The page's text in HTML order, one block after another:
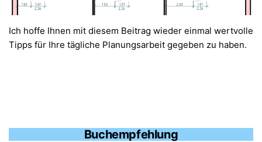
Ich hoffe Ihnen mit diesem Beitrag wieder einmal wertvolle
Tipps für Ihre tägliche Planungsarbeit gegeben zu haben.
Buchempfehlung